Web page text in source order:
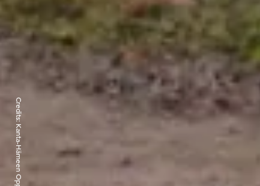
Credits:
Kanta-Hämeen Oppaat